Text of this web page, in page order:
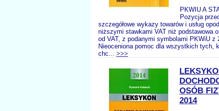
PKWIU A
Pozycja
szczegółowe wykazy towarów i usług
niższymi stawkami VAT niż podstawowa
od VAT, z podanymi symbolami PKWiU z
Nieoceniona pomoc dla wszystkich tych,
chc... >>>
OSÓB
2014